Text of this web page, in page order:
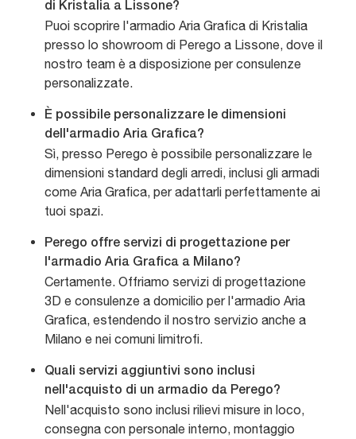
di Kristalia a Lissone?
Puoi scoprire l'armadio Aria Grafica di Kristalia
presso lo showroom di Perego a Lissone, dove il
nostro team è a disposizione per consulenze
personalizzate.
È possibile personalizzare le dimensioni
dell'armadio Aria Grafica?
Sì, presso Perego è possibile personalizzare le
dimensioni standard degli arredi, inclusi gli armadi
come Aria Grafica, per adattarli perfettamente ai
tuoi spazi.
Perego offre servizi di progettazione per
l'armadio Aria Grafica a Milano?
Certamente. Offriamo servizi di progettazione
3D e consulenze a domicilio per l'armadio Aria
Grafica, estendendo il nostro servizio anche a
Milano e nei comuni limitrofi.
Quali servizi aggiuntivi sono inclusi
nell'acquisto di un armadio da Perego?
Nell'acquisto sono inclusi rilievi misure in loco,
consegna con personale interno, montaggio